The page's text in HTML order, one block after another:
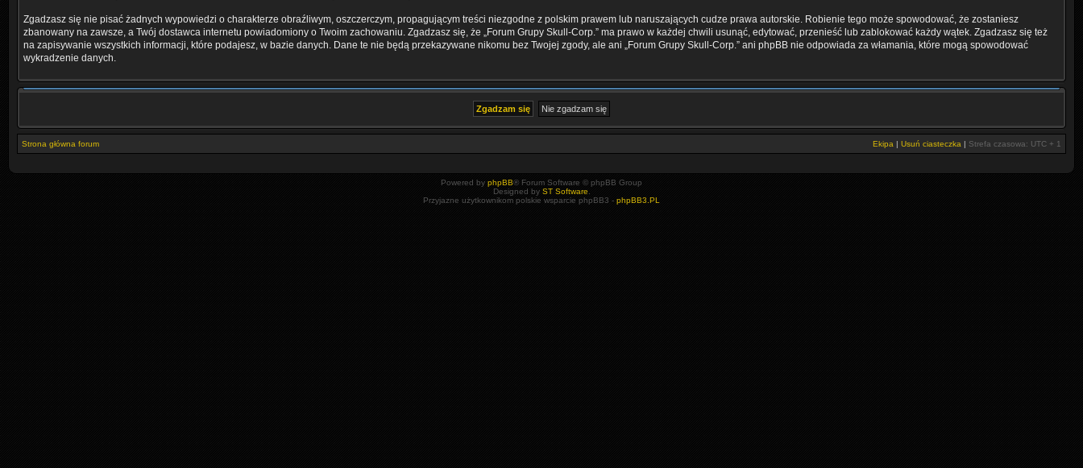
Zgadzasz się nie pisać żadnych wypowiedzi o charakterze obraźliwym, oszczerczym, propagującym treści niezgodne z polskim prawem lub naruszających cudze prawa autorskie. Robienie tego może spowodować, że zostaniesz
zbanowany na zawsze, a Twój dostawca internetu powiadomiony o Twoim zachowaniu. Zgadzasz się, że „Forum Grupy Skull-Corp.” ma prawo w każdej chwili usunąć, edytować, przenieść lub zablokować każdy wątek. Zgadzasz się też
na zapisywanie wszystkich informacji, które podajesz, w bazie danych. Dane te nie będą przekazywane nikomu bez Twojej zgody, ale ani „Forum Grupy Skull-Corp.” ani phpBB nie odpowiada za włamania, które mogą spowodować
wykradzenie danych.
Strona główna forum Ekipa | Usuń ciasteczka | Strefa czasowa: UTC + 1
Powered by phpBB® Forum Software © phpBB Group
Designed by ST Software
Przyjazne użytkownikom polskie wsparcie phpBB3 - phpBB3.PL